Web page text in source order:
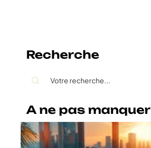
Recherche
A ne pas manquer